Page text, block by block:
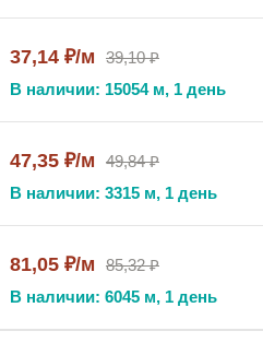
и инертных газов в
используется в
полиэтилен
физико-химическими
37,14 ₽/м
39,10 ₽
В наличии: 15054 м, 1 день
47,35 ₽/м
49,84 ₽
В наличии: 3315 м, 1 день
81,05 ₽/м
85,32 ₽
В наличии: 6045 м, 1 день